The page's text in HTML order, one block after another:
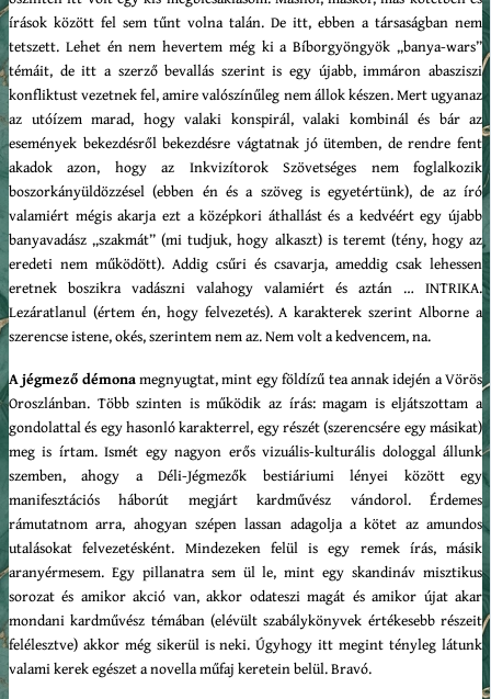
írások között fel sem tűnt volna talán. De itt, ebben a társaságban nem
tetszett. Lehet én nem hevertem még ki a Bíborgyöngyök „banya-wars”
témáit, de itt a szerző bevallás szerint is egy újabb, immáron abasziszi
konfliktust vezetnek fel, amire valószínűleg nem állok készen. Mert ugyanaz
az utóízem marad, hogy valaki konspirál, valaki kombinál és bár az
események bekezdésről bekezdésre vágtatnak jó ütemben, de rendre fent
akadok azon, hogy az Inkvizítorok Szövetséges nem foglalkozik
boszorkányüldözzésel (ebben én és a szöveg is egyetértünk), de az író
valamiért mégis akarja ezt a középkori áthallást és a kedvéért egy újabb
banyavadász „szakmát” (mi tudjuk, hogy alkaszt) is teremt (tény, hogy az
eredeti nem működött). Addig csűri és csavarja, ameddig csak lehessen
eretnek boszikra vadászni valahogy valamiért és aztán … INTRIKA.
Lezáratlanul (értem én, hogy felvezetés). A karakterek szerint Alborne a
szerencse istene, okés, szerintem nem az. Nem volt a kedvencem, na.
A jégmező démonamegnyugtat, mint egy földízű tea annak idején a Vörös
Oroszlánban. Több szinten is működik az írás: magam is eljátszottam a
gondolattal és egy hasonló karakterrel, egy részét (szerencsére egy másikat)
meg is írtam. Ismét egy nagyon erős vizuális-kulturális dologgal állunk
szemben, ahogy a Déli-Jégmezők bestiáriumi lényei között egy
manifesztációs háborút megjárt kardművész vándorol. Érdemes
rámutatnom arra, ahogyan szépen lassan adagolja a kötet az amundos
utalásokat felvezetésként. Mindezeken felül is egy remek írás, másik
aranyérmesem. Egy pillanatra sem ül le, mint egy skandináv misztikus
sorozat és amikor akció van, akkor odateszi magát és amikor újat akar
mondani kardművész témában (elévült szabálykönyvek értékesebb részeit
felélesztve) akkor még sikerül is neki. Úgyhogy itt megint tényleg látunk
valami kerek egészet a novella műfaj keretein belül. Bravó.